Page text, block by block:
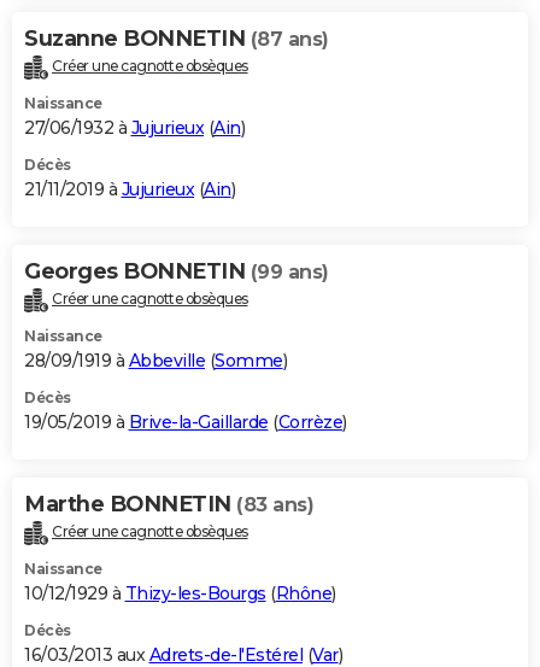
Suzanne BONNETIN (87 ans)
Créer une cagnotte obsèques
Naissance
27/06/1932 à Jujurieux(Ain)
Décès
21/11/2019 à Jujurieux(Ain)
Georges BONNETIN (99 ans)
Créer une cagnotte obsèques
Naissance
28/09/1919 à Abbeville (Somme)
Décès
19/05/2019 à Brive-la-Gaillarde (Corrèze)
Marthe BONNETIN (83 ans)
Créer une cagnotte obsèques
Naissance
10/12/1929 à Thizy-les-Bourgs (Rhône)
Décès
16/03/2013 auxAdrets-de-l'Estérel (Var)